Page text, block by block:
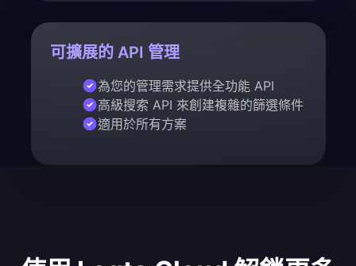
可擴展的 API 管理
為您的管理需求提供全功能 API
高級搜索 API 來創建複雜的篩選條件
適用於所有方案